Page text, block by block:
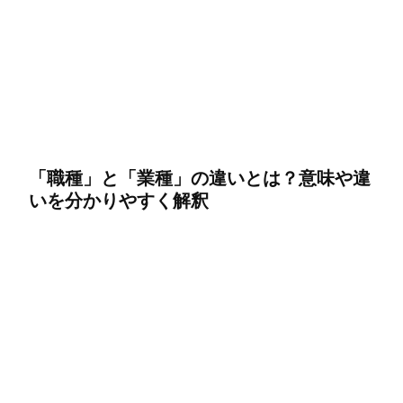
「職種」と「業種」の違いとは？意味や違
いを分かりやすく解釈